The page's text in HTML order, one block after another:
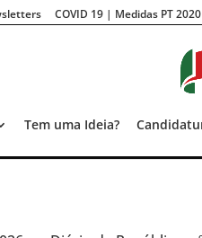
COVID 19 | Medidas PT 2020
Tem uma Ideia?